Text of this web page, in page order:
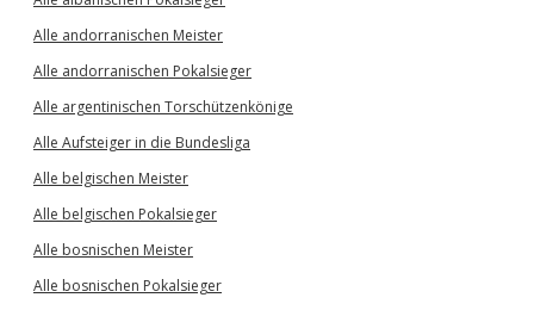
Alle andorranischen Meister
Alle andorranischen Pokalsieger
Alle argentinischen Torschützenkönige
Alle Aufsteiger in die Bundesliga
Alle belgischen Meister
Alle belgischen Pokalsieger
Alle bosnischen Meister
Alle bosnischen Pokalsieger